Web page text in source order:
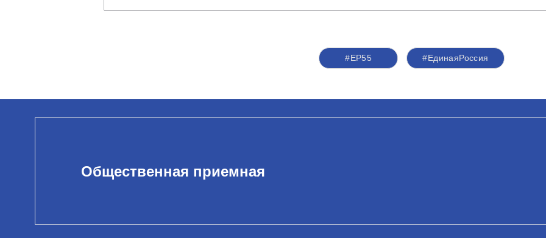
#ЕР55 #‎ЕдинаяРоссия
Общественная приемная